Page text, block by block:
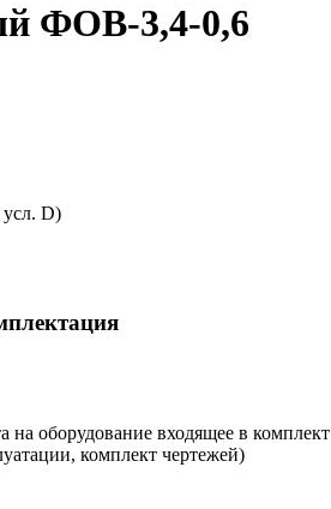
ФОВ-3,4-0,6
D)
на оборудование входящее в комплект
комплект чертежей)